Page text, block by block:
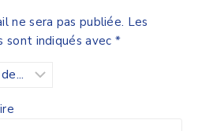
ne sera pas publiée. Les
sont indiqués avec *